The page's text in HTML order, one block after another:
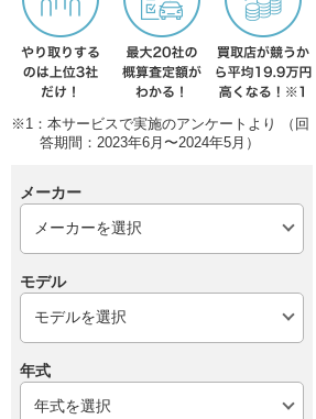
※1：本サービスで実施のアンケートより （回
答期間：2023年6月〜2024年5月）
メーカー
モデル
年式